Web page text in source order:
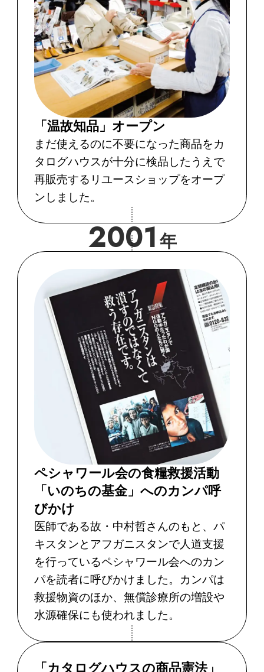
「温故知品」オープン
まだ使えるのに不要になった商品をカ
タログハウスが十分に検品したうえで
再販売するリユースショップをオープ
ンしました。
2001年
ペシャワール会の食糧救援活動
「いのちの基金」へのカンパ呼
びかけ
医師である故・中村哲さんのもと、パ
キスタンとアフガニスタンで人道支援
を行っているペシャワール会へのカン
パを読者に呼びかけました。カンパは
救援物資のほか、無償診療所の増設や
水源確保にも使われました。
「カタログハウスの商品憲法」